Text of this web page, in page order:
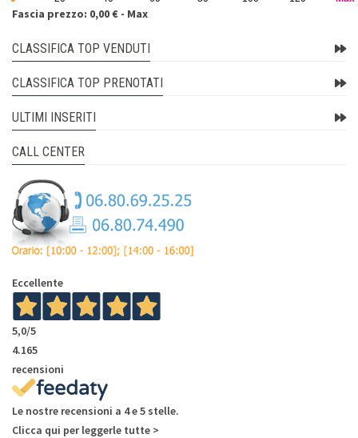
Fascia prezzo: 0,00 € - Max
CLASSIFICA TOP VENDUTI
CLASSIFICA TOP PRENOTATI
ULTIMI INSERITI
CALL CENTER
Eccellente
5,0/5
4.165
recensioni
Le nostre recensioni a 4 e 5 stelle.
Clicca qui per leggerle tutte >